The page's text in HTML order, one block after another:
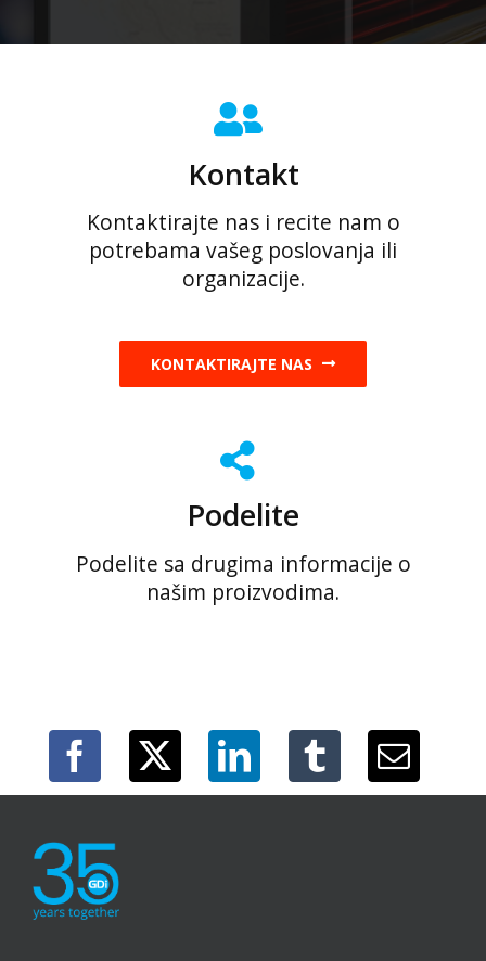
Kontakt
Kontaktirajte nas i recite nam o
potrebama vašeg poslovanja ili
organizacije.
KONTAKTIRAJTE NAS
Podelite
Podelite sa drugima informacije o
našim proizvodima.